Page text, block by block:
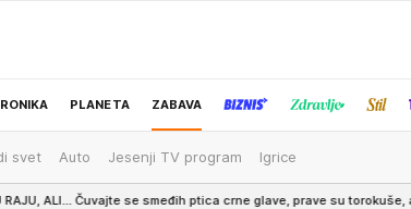
PLANETA ZABAVA
svet Auto Jesenji TV program Igrice
se smeđih ptica crne glave, prave su torokuše, ali ni to nije